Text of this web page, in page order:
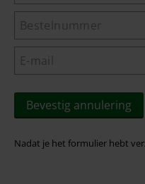
Bevestig annulering
Nadat je het formulier hebt